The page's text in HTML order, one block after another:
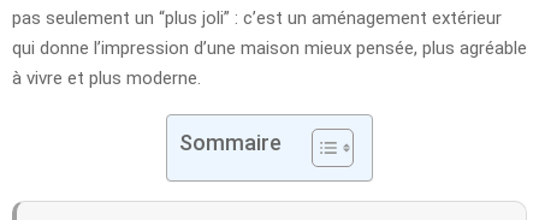
pas seulement un “plus joli” : c’est un aménagement extérieur
qui donne l’impression d’une maison mieux pensée, plus agréable
à vivre et plus moderne.
Sommaire